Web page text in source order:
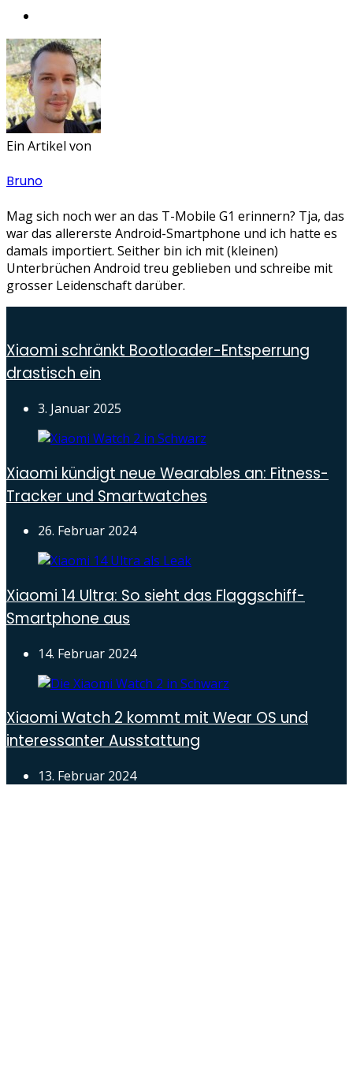
Ein Artikel von
Bruno
Mag sich noch wer an das T-Mobile G1 erinnern? Tja, das
war das allererste Android-Smartphone und ich hatte es
damals importiert. Seither bin ich mit (kleinen)
Unterbrüchen Android treu geblieben und schreibe mit
grosser Leidenschaft darüber.
Xiaomi schränkt Bootloader-Entsperrung
drastisch ein
3. Januar 2025
Xiaomi kündigt neue Wearables an: Fitness-
Tracker und Smartwatches
26. Februar 2024
Xiaomi 14 Ultra: So sieht das Flaggschiff-
Smartphone aus
14. Februar 2024
Xiaomi Watch 2 kommt mit Wear OS und
interessanter Ausstattung
13. Februar 2024